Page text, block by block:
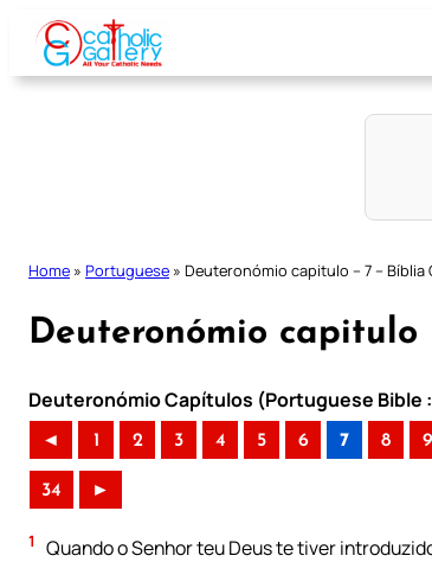
Skip
content
Home » Portuguese » Deuteronómio capitulo – 7 –
Deuteronómio
Deuteronómio Capítulos (Portuguese Bible
◄ 1 2 3 4 5 6 7 8 9
34 ►
1
Quando o Senhor teu Deus te tiver